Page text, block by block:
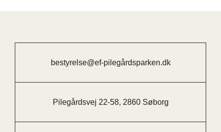
bestyrelse@ef-pilegårdsparken.dk
Pilegårdsvej 22-58, 2860 Søborg